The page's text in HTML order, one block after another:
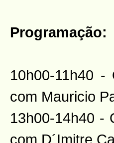
Programação:
10h00-11h40
com Mauricio
13h00-14h40 -
com D´Imitre